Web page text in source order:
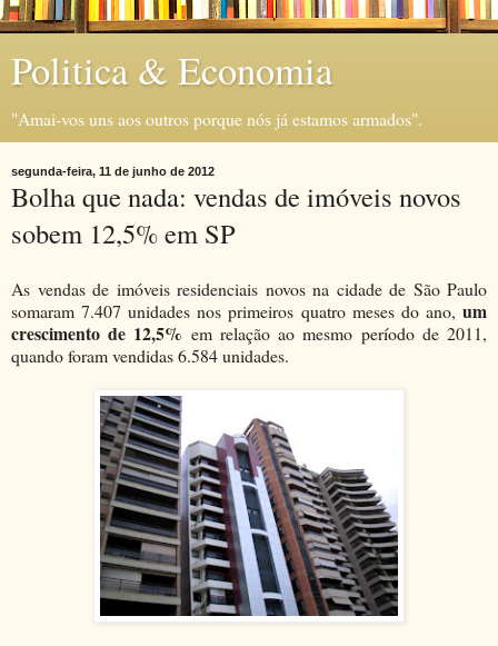
Politica & Economia
"Amai-vos uns aos outros porque nós já estamos armados".
segunda-feira, 11 de junho de 2012
Bolha que nada: vendas de imóveis novos
sobem 12,5% em SP
As vendas de imóveis residenciais novos na cidade de São Paulo
somaram 7.407 unidades nos primeiros quatro meses do ano, um
crescimento de 12,5% em relação ao mesmo período de 2011,
quando foram vendidas 6.584 unidades.